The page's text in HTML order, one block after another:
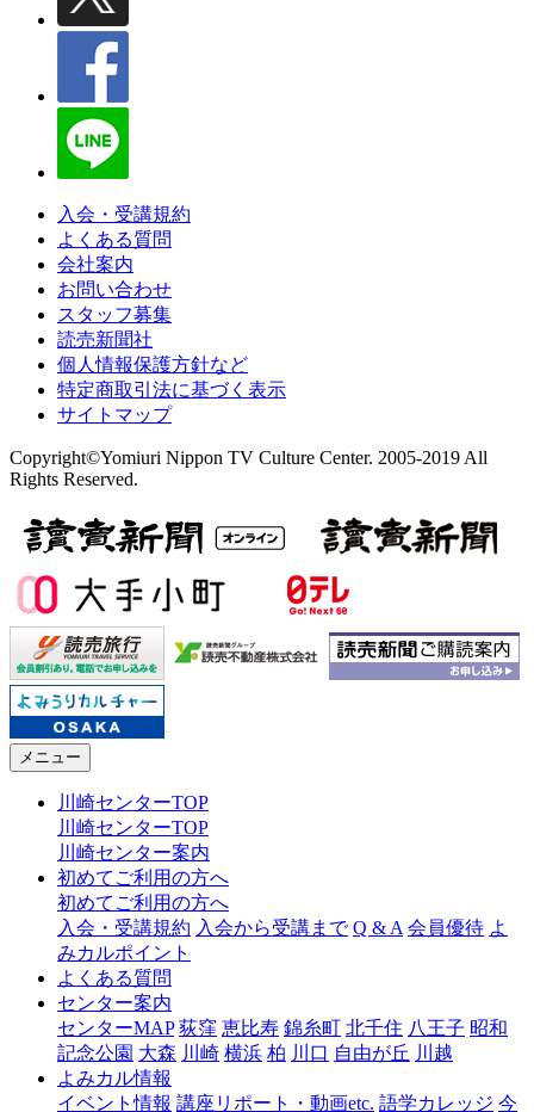
入会・受講規約
よくある質問
会社案内
お問い合わせ
スタッフ募集
読売新聞社
個人情報保護方針など
特定商取引法に基づく表示
サイトマップ
Copyright©Yomiuri Nippon TV Culture Center. 2005-2019 All
Rights Reserved.
メニュー
川崎センターTOP
川崎センターTOP
川崎センター案内
初めてご利用の方へ
初めてご利用の方へ
入会・受講規約 入会から受講まで Q & A 会員優待 よ
みカルポイント
よくある質問
センター案内
センターMAP 荻窪 恵比寿 錦糸町 北千住 八王子 昭和
記念公園 大森 川崎 横浜 柏 川口 自由が丘 川越
よみカル情報
イベント情報 講座リポート・動画etc. 語学カレッジ 今